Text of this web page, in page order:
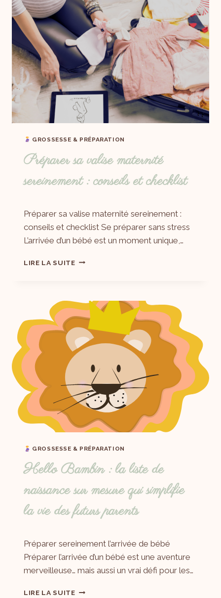
GROSSESSE & PRÉPARATION
Préparer sa valise maternité
sereinement : conseils et checklist
Laëtitia
Préparer sa valise maternité sereinement :
conseils et checklist Se préparer sans stress
L’arrivée d’un bébé est un moment unique,…
LIRE LA SUITE
GROSSESSE & PRÉPARATION
Hello Bambin : la liste de
naissance sur mesure qui simplifie
la vie des futurs parents
Laëtitia
Préparer sereinement l’arrivée de bébé
Préparer l’arrivée d’un bébé est une aventure
merveilleuse… mais aussi un vrai défi pour les…
LIRE LA SUITE